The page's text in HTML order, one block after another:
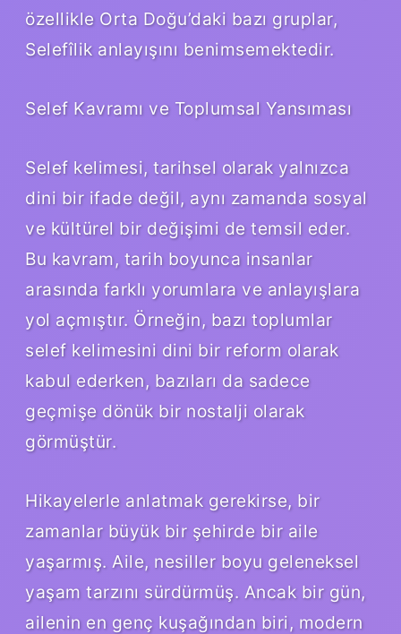
özellikle Orta Doğu’daki bazı gruplar,
Selefîlik anlayışını benimsemektedir.
Selef Kavramı ve Toplumsal Yansıması
Selef kelimesi, tarihsel olarak yalnızca
dini bir ifade değil, aynı zamanda sosyal
ve kültürel bir değişimi de temsil eder.
Bu kavram, tarih boyunca insanlar
arasında farklı yorumlara ve anlayışlara
yol açmıştır. Örneğin, bazı toplumlar
selef kelimesini dini bir reform olarak
kabul ederken, bazıları da sadece
geçmişe dönük bir nostalji olarak
görmüştür.
Hikayelerle anlatmak gerekirse, bir
zamanlar büyük bir şehirde bir aile
yaşarmış. Aile, nesiller boyu geleneksel
yaşam tarzını sürdürmüş. Ancak bir gün,
ailenin en genç kuşağından biri, modern